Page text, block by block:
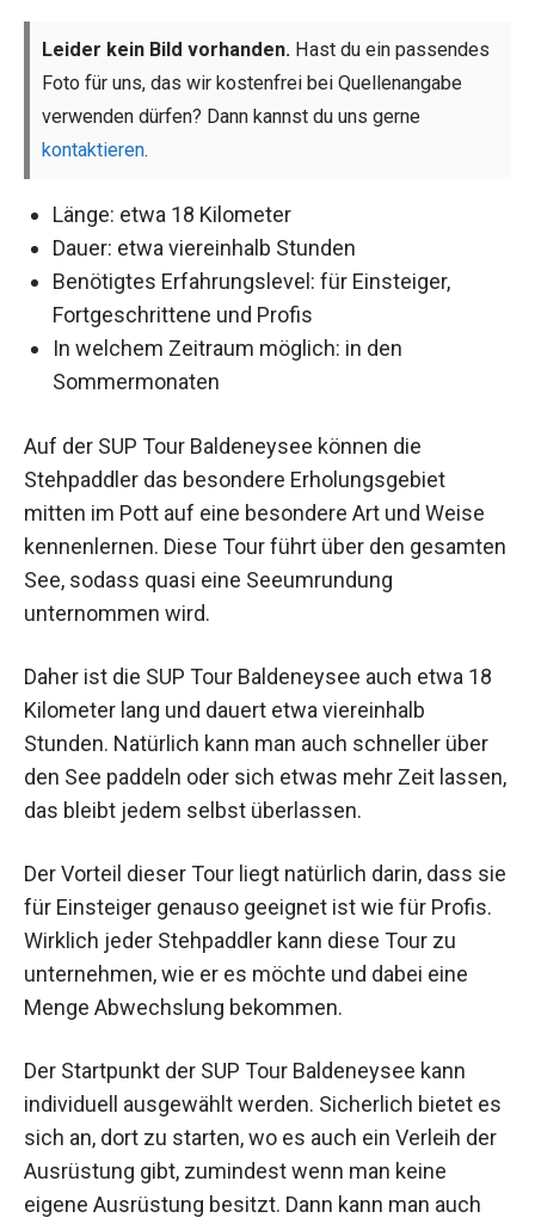
Leider kein Bild vorhanden. Hast du ein passendes
Foto für uns, das wir kostenfrei bei Quellenangabe
verwenden dürfen? Dann kannst du uns gerne
kontaktieren.
Länge: etwa 18 Kilometer
Dauer: etwa viereinhalb Stunden
Benötigtes Erfahrungslevel: für Einsteiger,
Fortgeschrittene und Profis
In welchem Zeitraum möglich: in den
Sommermonaten
Auf der SUP Tour Baldeneysee können die
Stehpaddler das besondere Erholungsgebiet
mitten im Pott auf eine besondere Art und Weise
kennenlernen. Diese Tour führt über den gesamten
See, sodass quasi eine Seeumrundung
unternommen wird.
Daher ist die SUP Tour Baldeneysee auch etwa 18
Kilometer lang und dauert etwa viereinhalb
Stunden. Natürlich kann man auch schneller über
den See paddeln oder sich etwas mehr Zeit lassen,
das bleibt jedem selbst überlassen.
Der Vorteil dieser Tour liegt natürlich darin, dass sie
für Einsteiger genauso geeignet ist wie für Profis.
Wirklich jeder Stehpaddler kann diese Tour zu
unternehmen, wie er es möchte und dabei eine
Menge Abwechslung bekommen.
Der Startpunkt der SUP Tour Baldeneysee kann
individuell ausgewählt werden. Sicherlich bietet es
sich an, dort zu starten, wo es auch ein Verleih der
Ausrüstung gibt, zumindest wenn man keine
eigene Ausrüstung besitzt. Dann kann man auch